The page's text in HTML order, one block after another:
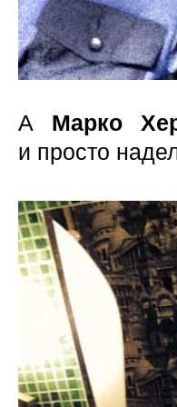
А Марко
и просто